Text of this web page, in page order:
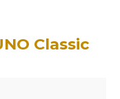
Classic